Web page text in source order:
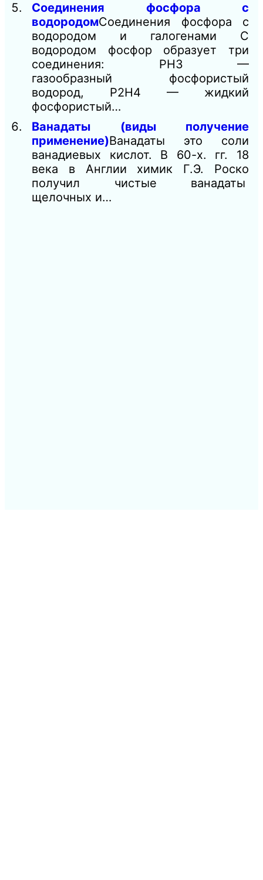
Соединения фосфора с
водородомСоединения фосфора с
водородом и галогенами С
водородом фосфор образует три
соединения: РН3 —
газообразный фосфористый
водород, Р2Н4 — жидкий
фосфористый…
Ванадаты (виды получение
применение)Ванадаты это соли
ванадиевых кислот. В 60-х. гг. 18
века в Англии химик Г.Э. Роско
получил чистые ванадаты
щелочных и…